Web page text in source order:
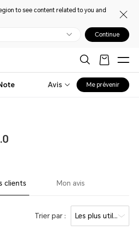
to see content related to you and
Continue
Avis Me prévenir
clients Mon avis
Trier par : Les plus utiles